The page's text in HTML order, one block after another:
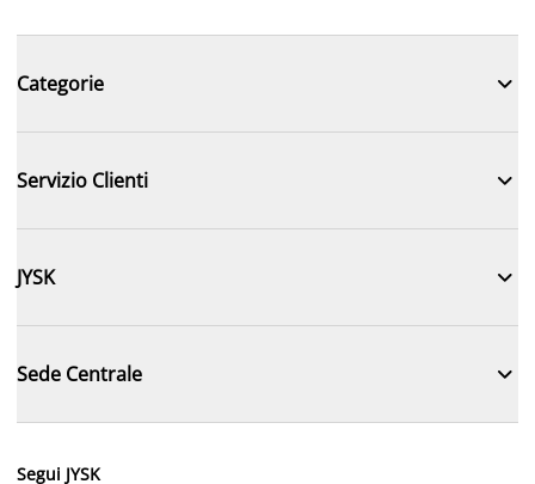
Categorie 
Servizio Clienti 
JYSK 
Sede Centrale 
Segui JYSK